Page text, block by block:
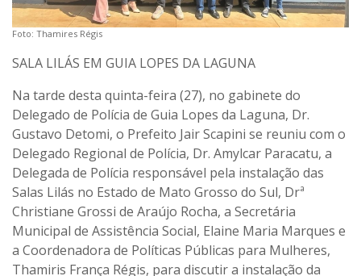
Foto: Thamires Régis
SALA LILÁS EM GUIA LOPES DA LAGUNA
Na tarde desta quinta-feira (27), no gabinete do
Delegado de Polícia de Guia Lopes da Laguna, Dr.
Gustavo Detomi, o Prefeito Jair Scapini se reuniu com o
Delegado Regional de Polícia, Dr. Amylcar Paracatu, a
Delegada de Polícia responsável pela instalação das
Salas Lilás no Estado de Mato Grosso do Sul, Drª
Christiane Grossi de Araújo Rocha, a Secretária
Municipal de Assistência Social, Elaine Maria Marques e
a Coordenadora de Políticas Públicas para Mulheres,
Thamiris França Régis, para discutir a instalação da